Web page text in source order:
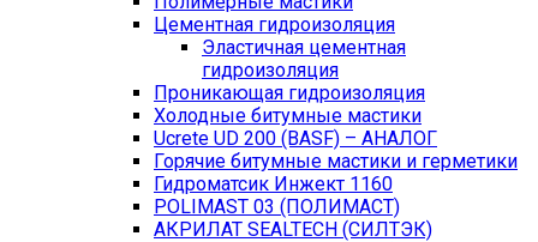
Цементная гидроизоляция
Эластичная цементная
гидроизоляция
Проникающая гидроизоляция
Холодные битумные мастики
Ucrete UD 200 (BASF) – АНАЛОГ
Горячие битумные мастики и герметики
Гидроматсик Инжект 1160
POLIMAST 03 (ПОЛИМАСТ)
АКРИЛАТ SEALTECH (СИЛТЭК)